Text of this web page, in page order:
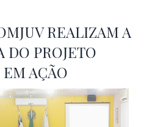
REALIZAM A
DO PROJETO
AÇÃO